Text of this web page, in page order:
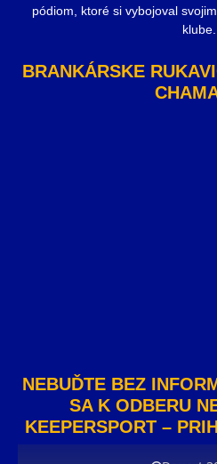
pódiom, ktoré si vybojoval
klube.
BRANKÁRSKE
NEBUĎTE BEZ
SA K ODBERU
KEEPERSPORT –